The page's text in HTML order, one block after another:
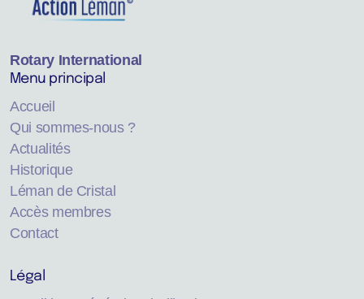
Rotary International
Menu principal
Accueil
Qui sommes-nous ?
Actualités
Historique
Léman de Cristal
Accès membres
Contact
Légal